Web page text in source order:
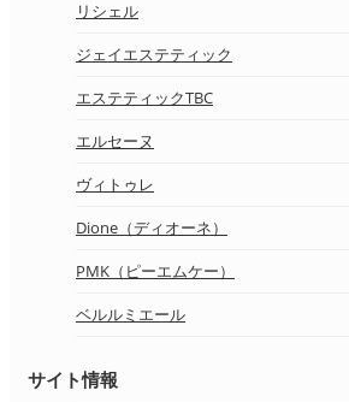
リシェル
ジェイエステティック
エステティックTBC
エルセーヌ
ヴィトゥレ
Dione（ディオーネ）
PMK（ピーエムケー）
ベルルミエール
サイト情報